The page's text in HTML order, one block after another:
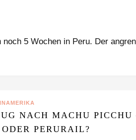
5 Wochen in Peru. Der
NACH MACHU PICCHU
PERURAIL?